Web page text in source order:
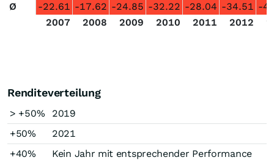
Ø
-22.61 -17.62 -24.85 -32.22 -28.04 -34.51 -
2007
2008 2009 2010 2011 2012
Renditeverteilung
> +50%
2019
+50%
2021
+40%
Kein Jahr mit entsprechender Performance